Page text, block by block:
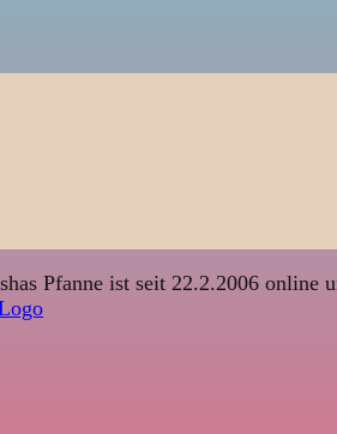
Pfanne ist seit 22.2.2006 online